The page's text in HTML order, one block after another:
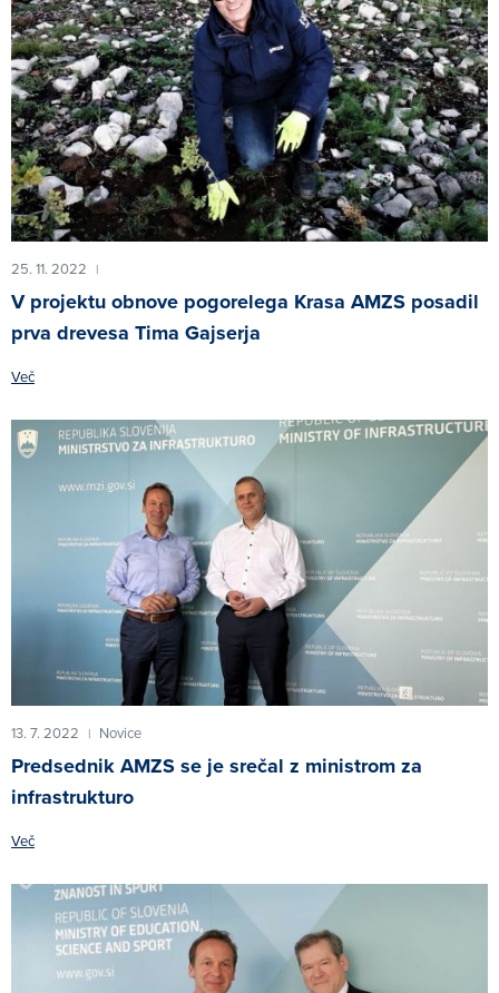
25. 11. 2022 |
V projektu obnove pogorelega Krasa AMZS posadil
prva drevesa Tima Gajserja
Več
13. 7. 2022 | Novice
Predsednik AMZS se je srečal z ministrom za
infrastrukturo
Več